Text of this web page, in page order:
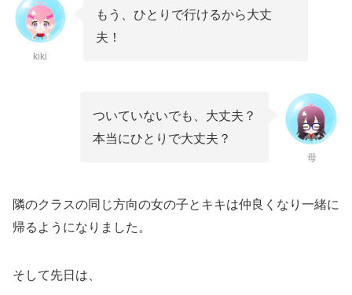
kiki
もう、ひとりで行けるから大丈
夫！
ついていないでも、大丈夫？
本当にひとりで大丈夫？
母
隣のクラスの同じ方向の女の子とキキは仲良くなり一緒に
帰るようになりました。
そして先日は、